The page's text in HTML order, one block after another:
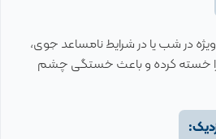
در شب یا در شرایط نامساعد جوی،
خسته کرده و باعث خستگی چشم